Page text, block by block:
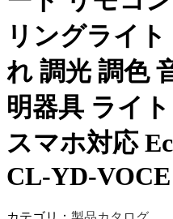
リングライト
れ 調光 調色
明器具 ライ
スマホ対応
CL-YD-VOCE